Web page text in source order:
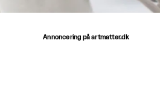
Annoncering på artmatter.dk